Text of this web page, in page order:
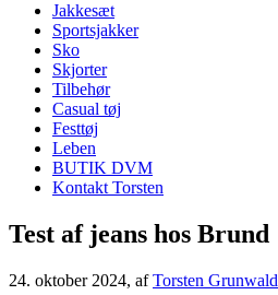
Jakkesæt
Sportsjakker
Sko
Skjorter
Tilbehør
Casual tøj
Festtøj
Leben
BUTIK DVM
Kontakt Torsten
Test af jeans hos Brund
24. oktober 2024, afTorsten Grunwald